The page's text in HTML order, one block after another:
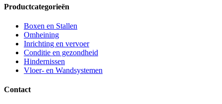
Productcategorieën
Boxen en Stallen
Omheining
Inrichting en vervoer
Conditie en gezondheid
Hindernissen
Vloer- en Wandsystemen
Contact